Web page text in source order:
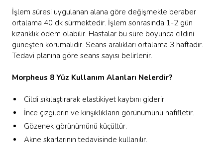
İşlem süresi uygulanan alana göre değişmekle beraber
ortalama 40 dk sürmektedir. İşlem sonrasında 1-2 gün
kızarıklık ödem olabilir. Hastalar bu süre boyunca cildini
güneşten korumalıdır. Seans aralıkları ortalama 3 haftadır.
Tedavi planına göre seans sayısı belirlenir.
Morpheus 8 Yüz Kullanım Alanları Nelerdir?
Cildi sıkılaştırarak elastikiyet kaybını giderir.
İnce çizgilerin ve kırışıklıkların görünümünü hafifletir.
Gözenek görünümünü küçültür.
Akne skarlarının tedavisinde kullanılır.